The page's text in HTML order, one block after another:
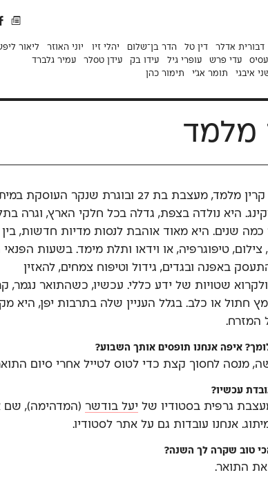
דבורית אדלר דין טל הדר בן־שלום יהלי זיו יוני האוזר
ליאור
עדי פרש עופרי גיל עידו בק עידן טסלר
עמיר גלברד
איבגי תומר אג׳י תימור כהן
מלמד
הכירו את קרין מלמד, מעצבת בת 27 ובוגרת שנקר העוסקת
היא נולדה בצפת, גדלה בכל חלקי הארץ, וגרה
כמה שנים. היא מאוד אוהבת לנסות מדיות חדשות,
צילום, טיפוגרפיה, או וידאו ותלת מימד. בשעות הפנאי
באפנה ובגדים, גידול וטיפוח צמחים, להאזין
שטויות של ידע כללי. עכשיו, כשהתואר נגמר,
חתול או כלב. בגלל העניין שלה בתרבות יפן, היא
המזרח.
איפה אנחנו תופסים אותך השבוע?
מנסה לחסוך קצת כדי לטוס לטייל אחרי סיום
עכשיו?
גרפית בסטודיו של יעל בודשר (המדהימה), שם
אנחנו עובדות גם על אתר לסטודיו.
טוב שקרה לך השנה?
התואר.